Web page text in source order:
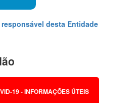
desta Entidade
19 - INFORMAÇÕES ÚTEIS